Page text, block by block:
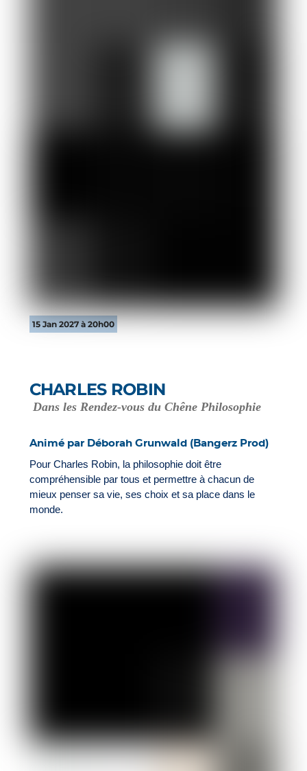
15 Jan 2027 à 20h00
CHARLES ROBIN
Dans les Rendez-vous du Chêne Philosophie
Animé par Déborah Grunwald (Bangerz Prod)
Pour Charles Robin, la philosophie doit être
compréhensible par tous et permettre à chacun de
mieux penser sa vie, ses choix et sa place dans le
monde.